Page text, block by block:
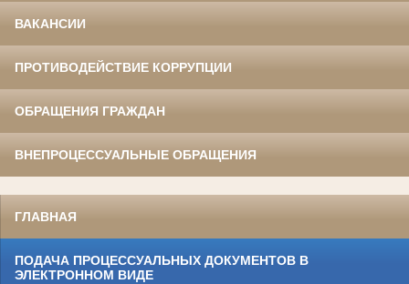
ВАКАНСИИ
ПРОТИВОДЕЙСТВИЕ КОРРУПЦИИ
ОБРАЩЕНИЯ ГРАЖДАН
ВНЕПРОЦЕССУАЛЬНЫЕ ОБРАЩЕНИЯ
ГЛАВНАЯ
ПОДАЧА ПРОЦЕССУАЛЬНЫХ ДОКУМЕНТОВ В
ЭЛЕКТРОННОМ ВИДЕ